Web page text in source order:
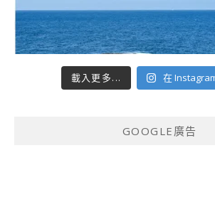
載入更多... 在
GOOGLE廣告